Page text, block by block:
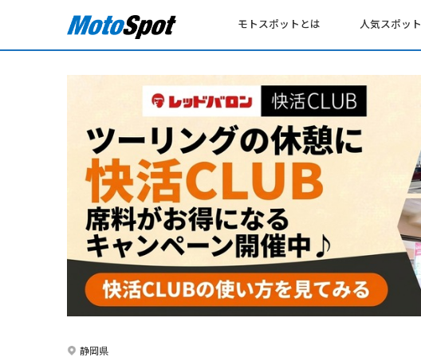
モトスポットとは 人気スポット
静岡県